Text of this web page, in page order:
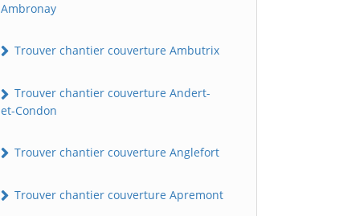
Ambronay
Trouver chantier couverture Ambutrix
Trouver chantier couverture Andert-
et-Condon
Trouver chantier couverture Anglefort
Trouver chantier couverture Apremont